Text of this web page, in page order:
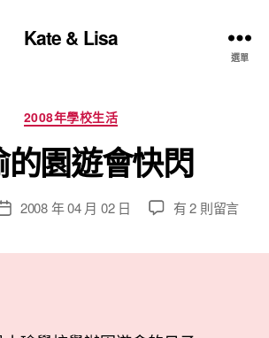
Kate & Lisa
選單
分
類
2008年學校生活
的園遊會快閃
文 2008 年 04 月 02 日
在
有 2 則留言